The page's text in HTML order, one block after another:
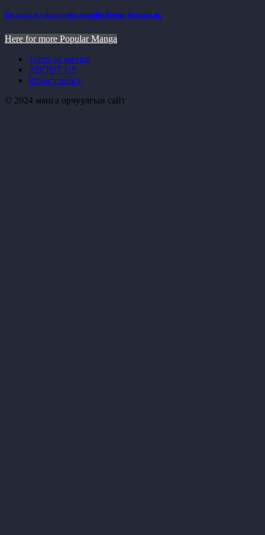
Би дарангуйлагчийн нарийн бичиг болсон нь
Here for more Popular Manga
Terms of service
ABOUT US
Privacy policy
© 2024 манга орчуулгын сайт